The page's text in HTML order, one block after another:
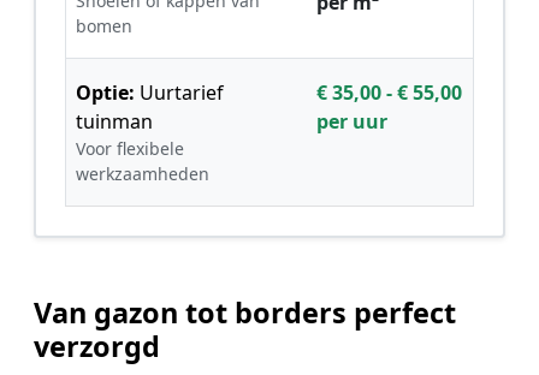
bomen
Optie: Uurtarief
tuinman
Voor flexibele
werkzaamheden
€ 35,00 - € 55,00
per uur
Van gazon tot borders perfect
verzorgd